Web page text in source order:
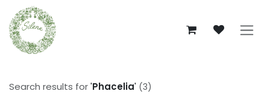
Overslaan naar inhoud
Search results for'Phacelia' (3)